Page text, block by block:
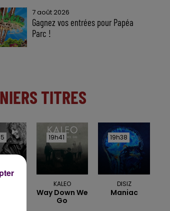
7 août 2026
Gagnez vos entrées pour Papéa
Parc !
TITRES
19h41
19h41
KALEO
Way Down We
Go
19h38
19h38
DISIZ
Maniac